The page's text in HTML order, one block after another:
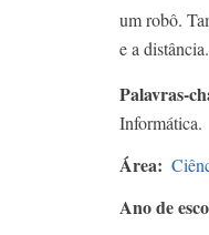
um robô.
e a
Palavras-
Informática.
Área
Ano de